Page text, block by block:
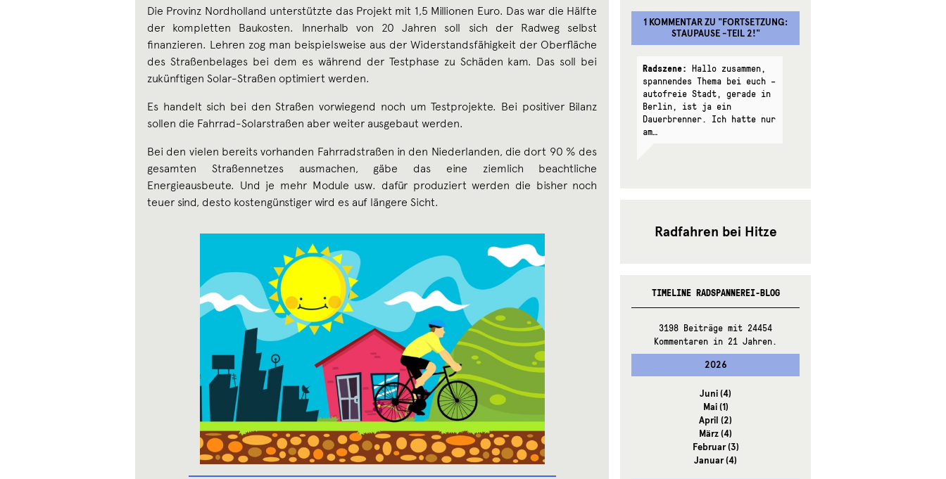
Die Provinz Nordholland unterstützte das Projekt mit 1,5 Millionen Euro. Das war die Hälfte
der kompletten Baukosten. Innerhalb von 20 Jahren soll sich der Radweg selbst
finanzieren. Lehren zog man beispielsweise aus der Widerstandsfähigkeit der Oberfläche
des Straßenbelages bei dem es während der Testphase zu Schäden kam. Das soll bei
zukünftigen Solar-Straßen optimiert werden.
Es handelt sich bei den Straßen vorwiegend noch um Testprojekte. Bei positiver Bilanz
sollen die Fahrrad-Solarstraßen aber weiter ausgebaut werden.
Bei den vielen bereits vorhanden Fahrradstraßen in den Niederlanden, die dort 90 % des
gesamten Straßennetzes ausmachen, gäbe das eine ziemlich beachtliche
Energieausbeute. Und je mehr Module usw. dafür produziert werden die bisher noch
teuer sind, desto kostengünstiger wird es auf längere Sicht.
1 KOMMENTARZU "FORTSETZUNG:
STAUPAUSE -TEIL 2!"
Radszene: Hallo zusammen,
spannendes Thema bei euch –
autofreie Stadt, gerade in
Berlin, ist ja ein
Dauerbrenner. Ich hatte nur
am…
Radfahren bei Hitze
TIMELINE RADSPANNEREI-BLOG
3198 Beiträge mit 24454
Kommentaren in 21 Jahren.
2026
Juni(4)
Mai(1)
April (2)
März(4)
Februar(3)
Januar(4)